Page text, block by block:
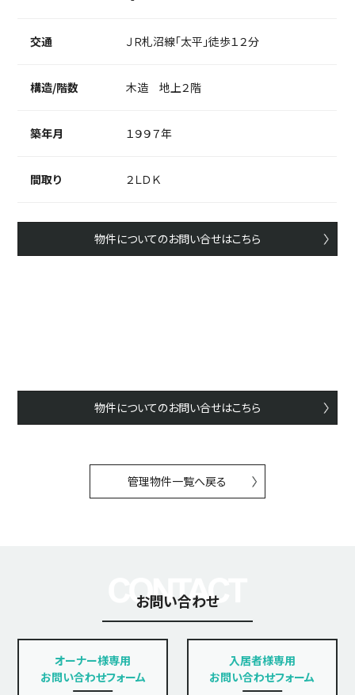
交通 ＪＲ札沼線「太平」徒歩１２分
構造/階数 木造 地上２階
築年月 １９９７年
間取り ２ＬＤＫ
物件についてのお問い合せはこちら
物件についてのお問い合せはこちら
管理物件一覧へ戻る
お問い合わせ
オーナー様専用
お問い合わせフォーム
入居者様専用
お問い合わせフォーム